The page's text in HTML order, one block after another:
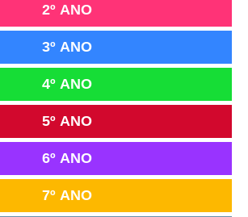
2º ANO
3º ANO
4º ANO
5º ANO
6º ANO
7º ANO